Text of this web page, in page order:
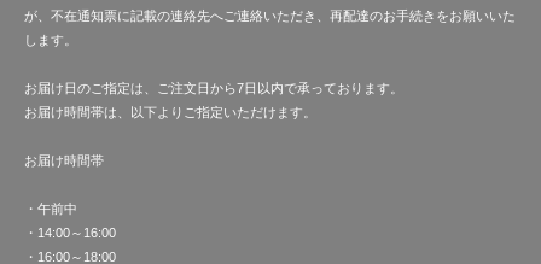
が、不在通知票に記載の連絡先へご連絡いただき、再配達のお手続きをお願いいた
します。
お届け日のご指定は、ご注文日から7日以内で承っております。
お届け時間帯は、以下よりご指定いただけます。
お届け時間帯
・午前中
・14:00～16:00
・16:00～18:00